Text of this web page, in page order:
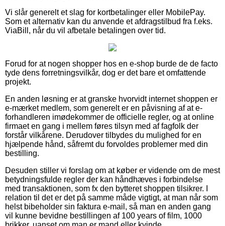
Vi slår generelt et slag for kortbetalinger eller MobilePay.
Som et alternativ kan du anvende et afdragstilbud fra f.eks.
ViaBill, når du vil afbetale betalingen over tid.
Forud for at nogen shopper hos en e-shop burde de de facto
tyde dens forretningsvilkår, dog er det bare et omfattende
projekt.
En anden løsning er at granske hvorvidt internet shoppen er
e-mærket medlem, som generelt er en påvisning af at e-
forhandleren imødekommer de officielle regler, og at online
firmaet en gang i mellem føres tilsyn med af fagfolk der
forstår vilkårene. Derudover tilbydes du mulighed for en
hjælpende hånd, såfremt du forvoldes problemer med din
bestilling.
Desuden stiller vi forslag om at køber er vidende om de mest
betydningsfulde regler der kan håndhæves i forbindelse
med transaktionen, som fx den bytteret shoppen tilsikrer. I
relation til det er det på samme måde vigtigt, at man når som
helst bibeholder sin faktura e-mail, så man en anden gang
vil kunne bevidne bestillingen af 100 years of film, 1000